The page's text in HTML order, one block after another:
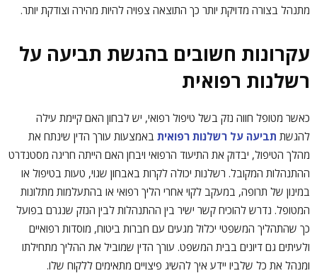
מתנהל בצורה מדויקת יותר כך התוצאה צפויה להיות מהירה וצודקת יותר.
עקרונות חשובים בהגשת תביעה על
רשלנות רפואית
כאשר מטופל חווה נזק בשל טיפול רפואי, יש לבחון האם קיימת עילה
להגשת תביעה על רשלנות רפואית באמצעות עורך הדין שינתח את
מהלך הטיפול, יבדוק את התיעוד הרפואי ויבחן האם הייתה חריגה מסטנדרט
ההתנהלות המקובל. רשלנות יכולה לקרות באבחון שגוי, טעות בטיפול או
במינון של תרופה, במעקב לקוי אחרי הליך רפואי או בהתעלמות מתלונות
המטופל. נדרש להוכיח קשר ישיר בין ההתנהלות לבין הנזק שנגרם בפועל
כך שהתהליך המשפטי יכלול מגעים עם חברות ביטוח, מוסדות רפואיים
ולעיתים גם דיונים בבית המשפט. עורך הדין שמוביל את ההליך מתחילתו
ומנהל את כל שלביו יידע איך להשיג פיצויים מתאימים ללקוח שלו.